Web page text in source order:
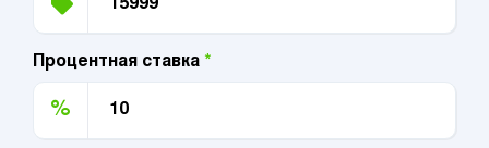
Процентная ставка *
%